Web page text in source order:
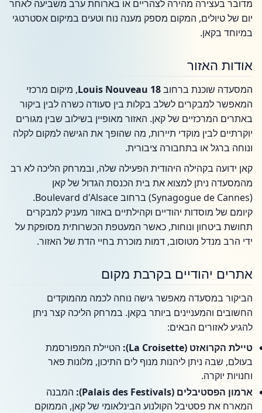
מדובר בעצירה מהירה לצהריים או בארוחת ערב משביעה לאחר
יום של טיולים, המקום מספק מענה נוח וטעים במיקום אסטרטגי
במיוחד בקאן.
אודות האזור
המסעדה שוכנת ברחובLouis Nouveau 18, מיקום מרכזי
המאפשר למבקרים לשלב בקלות בין סעודה כשרה לבין ביקור
באתרים המרכזיים של קאן. האזור מאופיין בשילוב שבין מגורים
יוקרתיים לבין מוקדי תיירות, מה שהופך את הגישה למקום לקלה
ונוחה ברגל או בתחבורה ציבורית.
קאן ידועה בקהילה היהודית הפעילה שלה, ובמרחק הליכה לא רב
מהמסעדה ניתן למצוא את בית הכנסת הגדול של קאן
(Synagogue de Cannes) ברחוב Boulevard d'Alsace.
קיומם של מוסדות יהודיים וקהילתיים באזור מעניק למבקרים
תחושת ביטחון ונוחות, כאשר המעטפת הכשרותית מסופקת על
ידי הרב מנדל מטוסוב, דמות מוכרת בחיי הדת של האזור.
אתרים יהודיים בקרבת מקום
הביקור במסעדה מאפשר גישה נוחה לכמה מהמוקדים
החשובים והמעניינים ביותר בקאן. במרחק הליכה קצר ניתן
להגיע לאזורים הבאים:
טיילת הקרואזט (La Croisette):
הטיילת המפורסמת
בעולם, שבה ניתן ליהנות מנוף לים התיכון, מלונות פאר
וחנויות יוקרה.
ארמון הפסטיבלים (Palais des Festivals):
המבנה
המארח את פסטיבל הקולנוע הבינלאומי של קאן, הממוקם